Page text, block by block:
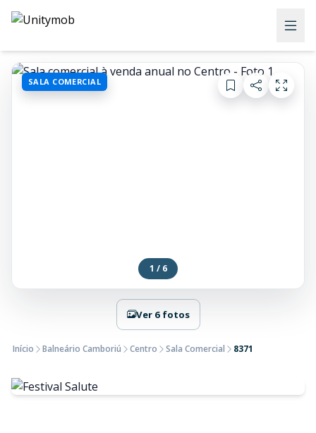
SALA COMERCIAL
1 / 6
Ver 6 fotos
Início Balneário Camboriú Centro Sala Comercial 8371